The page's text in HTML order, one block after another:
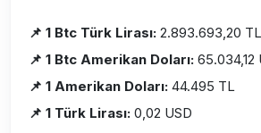
📌 1 Btc Türk Lirası: 2.893.693,20 TL
📌 1 Btc Amerikan Doları: 65.034,12
📌 1 Amerikan Doları: 44.495 TL
📌 1 Türk Lirası: 0,02 USD